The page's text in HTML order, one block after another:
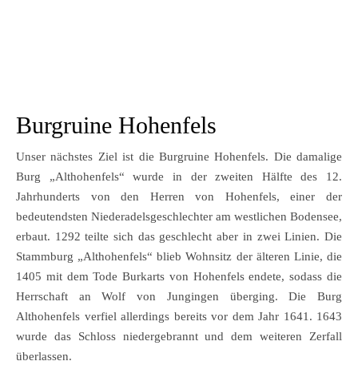
Burgruine Hohenfels
Unser nächstes Ziel ist die Burgruine Hohenfels. Die damalige
Burg „Althohenfels“ wurde in der zweiten Hälfte des 12.
Jahrhunderts von den Herren von Hohenfels, einer der
bedeutendsten Niederadelsgeschlechter am westlichen Bodensee,
erbaut. 1292 teilte sich das geschlecht aber in zwei Linien. Die
Stammburg „Althohenfels“ blieb Wohnsitz der älteren Linie, die
1405 mit dem Tode Burkarts von Hohenfels endete, sodass die
Herrschaft an Wolf von Jungingen überging. Die Burg
Althohenfels verfiel allerdings bereits vor dem Jahr 1641. 1643
wurde das Schloss niedergebrannt und dem weiteren Zerfall
überlassen.